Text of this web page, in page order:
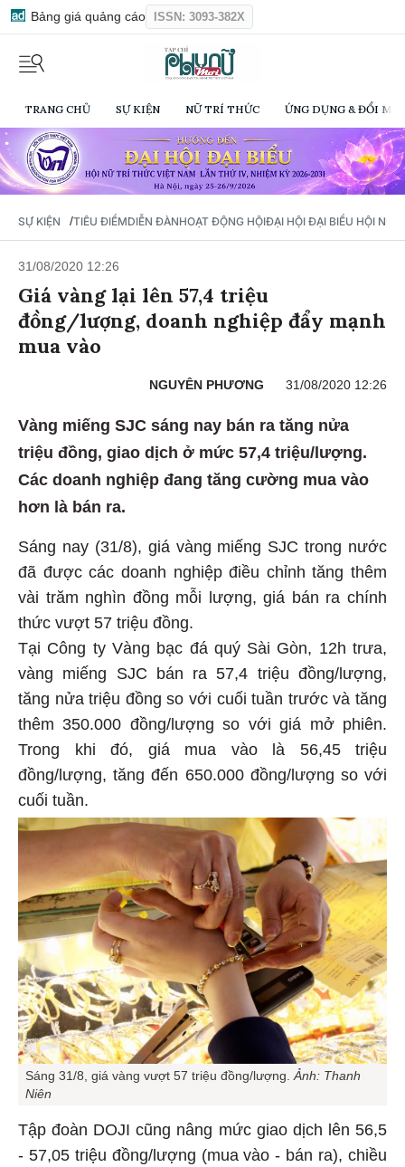
Bảng giá quảng cáo ISSN: 3093-382X
TRANG CHỦ SỰ KIỆN NỮ TRÍ THỨC ỨNG DỤNG & ĐỔI
SỰ KIỆN /TIÊU ĐIỂMDIỄN ĐÀNHOẠT ĐỘNG HỘIĐẠI HỘI ĐẠI BIỂU HỘI NỮ
31/08/2020 12:26
Giá vàng lại lên 57,4 triệu
đồng/lượng, doanh nghiệp đẩy mạnh
mua vào
NGUYÊN PHƯƠNG 31/08/2020 12:26
Vàng miếng SJC sáng nay bán ra tăng nửa
triệu đồng, giao dịch ở mức 57,4 triệu/lượng.
Các doanh nghiệp đang tăng cường mua vào
hơn là bán ra.
Sáng nay (31/8), giá vàng miếng SJC trong nước
đã được các doanh nghiệp điều chỉnh tăng thêm
vài trăm nghìn đồng mỗi lượng, giá bán ra chính
thức vượt 57 triệu đồng.
Tại Công ty Vàng bạc đá quý Sài Gòn, 12h trưa,
vàng miếng SJC bán ra 57,4 triệu đồng/lượng,
tăng nửa triệu đồng so với cuối tuần trước và tăng
thêm 350.000 đồng/lượng so với giá mở phiên.
Trong khi đó, giá mua vào là 56,45 triệu
đồng/lượng, tăng đến 650.000 đồng/lượng so với
cuối tuần.
Sáng 31/8, giá vàng vượt 57 triệu đồng/lượng.Ảnh: Thanh
Niên
Tập đoàn DOJI cũng nâng mức giao dịch lên 56,5
- 57,05 triệu đồng/lượng (mua vào - bán ra), chiều